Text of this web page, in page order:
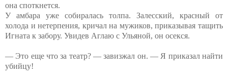
она споткнется.
У амбара уже собиралась толпа. Залесский, красный от
холода и нетерпения, кричал на мужиков, приказывая тащить
Игната к забору. Увидев Аглаю с Ульяной, он осекся.
— Это еще что за театр? — завизжал он. — Я приказал найти
убийцу!